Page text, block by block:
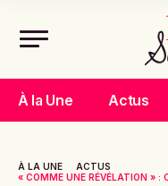
À la Une Actus
À LA UNE
ACTUS
« COMME UNE RÉVÉLATION » :